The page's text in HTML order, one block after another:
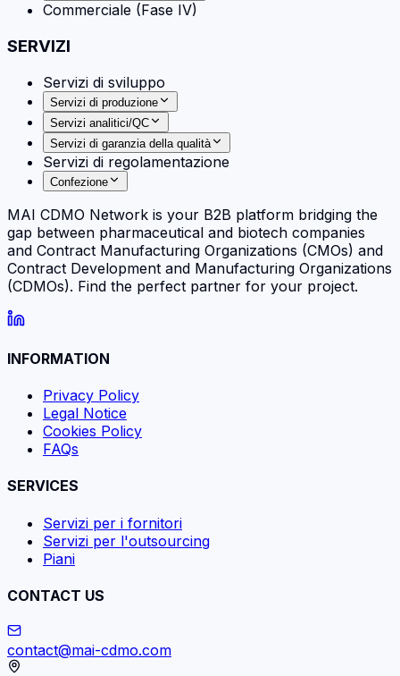
Commerciale (Fase IV)
SERVIZI
Servizi di sviluppo
Servizi di produzione
Servizi analitici/QC
Servizi di garanzia della qualità
Servizi di regolamentazione
Confezione
MAI CDMO Network is your B2B platform bridging the
gap between pharmaceutical and biotech companies
and Contract Manufacturing Organizations (CMOs) and
Contract Development and Manufacturing Organizations
(CDMOs). Find the perfect partner for your project.
INFORMATION
Privacy Policy
Legal Notice
Cookies Policy
FAQs
SERVICES
Servizi per i fornitori
Servizi per l'outsourcing
Piani
CONTACT US
contact@mai-cdmo.com